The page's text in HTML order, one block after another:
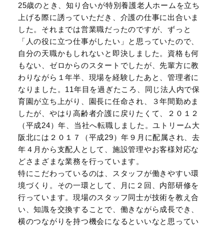
25歳のとき、知り合いが特別養護老人ホームを立ち
上げる際に誘っていただき、介護の仕事に出合いま
した。それまでは営業職だったのですが、ずっと
「人の役に立つ仕事がしたい」と思っていたので、
自分の天職かもしれないと即決しました。資格も何
もない、ゼロからのスタートでしたが、先輩方に教
わりながら１年半、現場を経験したあと、管理者に
なりました。11年目を過ぎたころ、同じ法人内で保
育園が立ち上がり、園長に任命され、３年間勤めま
したが、やはり高齢者介護に戻りたくて、２０１２
（平成24）年、当社へ転職しました。ユトリーム大
阪北には２０１７（平成29）年９月に配属され、去
年４月から支配人として、施設管理やお客様対応な
どさまざまな業務を行っています。
特にこだわっているのは、スタッフが働きやすい環
境づくり。その一環として、月に２回、内部研修を
行っています。現場のスタッフ同士が技術を教え合
い、知識を交換することで、働きながら成長でき、
横のつながりを持つ機会になるといいなと思ってい